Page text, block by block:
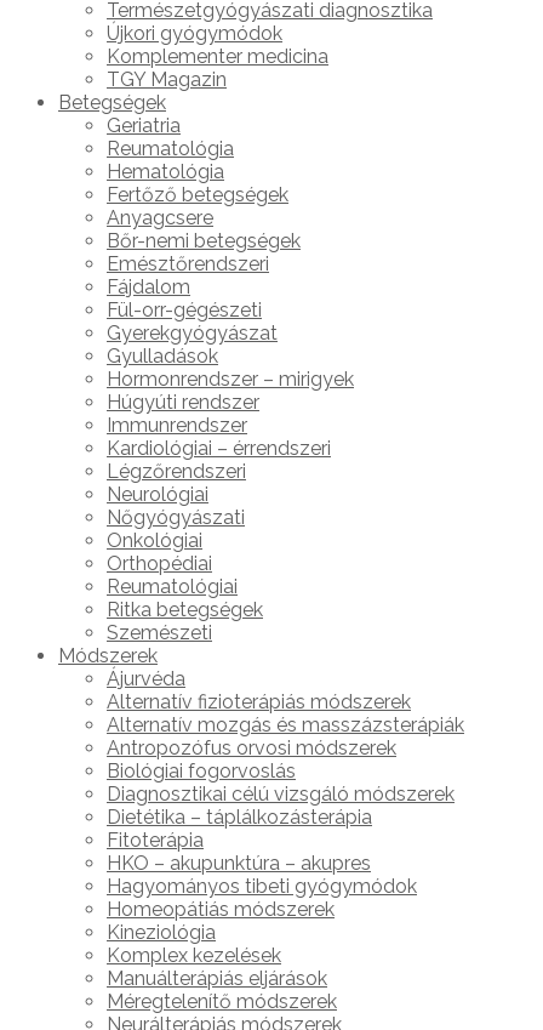
Természetgyógyászati diagnosztika
Újkori gyógymódok
Komplementer medicina
TGY Magazin
Betegségek
Geriatria
Reumatológia
Hematológia
Fertőző betegségek
Anyagcsere
Bőr-nemi betegségek
Emésztőrendszeri
Fájdalom
Fül-orr-gégészeti
Gyerekgyógyászat
Gyulladások
Hormonrendszer – mirigyek
Húgyúti rendszer
Immunrendszer
Kardiológiai – érrendszeri
Légzőrendszeri
Neurológiai
Nőgyógyászati
Onkológiai
Orthopédiai
Reumatológiai
Ritka betegségek
Szemészeti
Módszerek
Ájurvéda
Alternatív fizioterápiás módszerek
Alternatív mozgás és masszázsterápiák
Antropozófus orvosi módszerek
Biológiai fogorvoslás
Diagnosztikai célú vizsgáló módszerek
Dietétika – táplálkozásterápia
Fitoterápia
HKO – akupunktúra – akupres
Hagyományos tibeti gyógymódok
Homeopátiás módszerek
Kineziológia
Komplex kezelések
Manuálterápiás eljárások
Méregtelenítő módszerek
Neurálterápiás módszerek